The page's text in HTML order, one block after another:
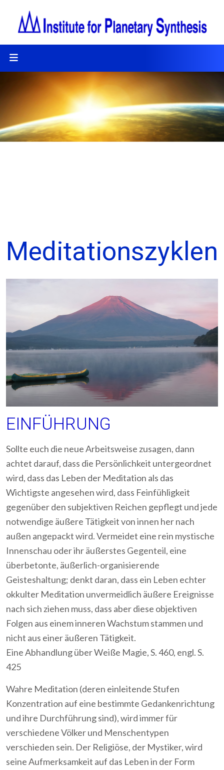
Meditationszyklen
EINFÜHRUNG
Sollte euch die neue Arbeitsweise zusagen, dann
achtet darauf, dass die Persönlichkeit untergeordnet
wird, dass das Leben der Meditation als das
Wichtigste angesehen wird, dass Feinfühligkeit
gegenüber den subjektiven Reichen gepflegt und jede
notwendige äußere Tätigkeit von innen her nach
außen angepackt wird. Vermeidet eine rein mystische
Innenschau oder ihr äußerstes Gegenteil, eine
überbetonte, äußerlich-organisierende
Geisteshaltung; denkt daran, dass ein Leben echter
okkulter Meditation unvermeidlich äußere Ereignisse
nach sich ziehen muss, dass aber diese objektiven
Folgen aus einem inneren Wachstum stammen und
nicht aus einer äußeren Tätigkeit.
Eine Abhandlung über Weiße Magie, S. 460, engl. S.
425
Wahre Meditation (deren einleitende Stufen
Konzentration auf eine bestimmte Gedankenrichtung
und ihre Durchführung sind), wird immer für
verschiedene Völker und Menschentypen
verschieden sein. Der Religiöse, der Mystiker, wird
seine Aufmerksamkeit auf das Leben in der Form